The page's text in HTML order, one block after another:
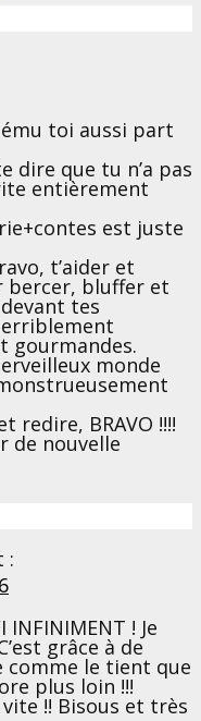
toi aussi part
dire que tu n’a pas
entièrement
est juste
t’aider et
bercer, bluffer et
tes
gourmandes.
monde
redire, BRAVO !!!!
de nouvelle
:
INFINIMENT ! Je
grâce à de
comme le tient que
plus loin !!!
!! Bisous et très